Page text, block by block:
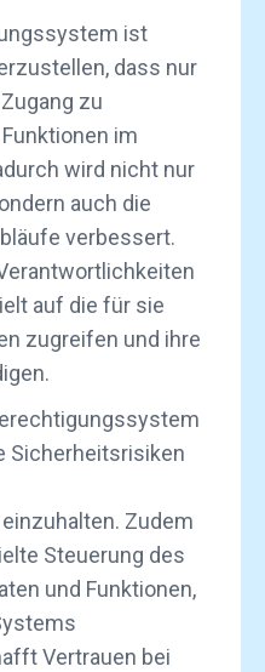
ist
dass nur
zu
im
wird nicht nur
auch die
verbessert.
auf die für sie
zugreifen und ihre
Sicherheitsrisiken
Zudem
Steuerung des
und Funktionen,
Vertrauen bei